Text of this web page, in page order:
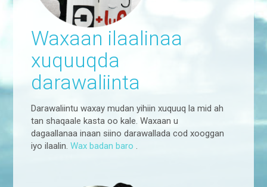
Waxaan ilaalinaa
xuquuqda
darawaliinta
Darawaliintu waxay mudan yihiin xuquuq la mid ah
tan shaqaale kasta oo kale. Waxaan u
dagaallanaa inaan siino darawallada cod xooggan
iyo ilaalin.Wax badan baro .